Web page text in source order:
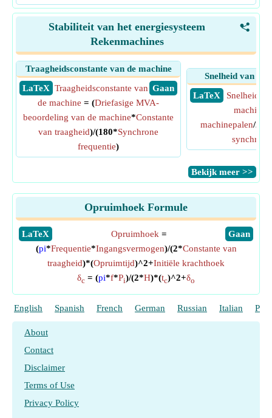
<
Stabiliteit van het energiesysteem
Rekenmachines
Traagheidsconstante van de machine
​ LaTeX
​ Gaan
Traagheidsconstante van
de machine = (Driefasige MVA-
beoordeling van de machine*Constante
van traagheid)/(180*Synchrone
frequentie)
Snelheid van
​ LaTeX
Snelheid
machine
machinepalen/2)*
​Bekijk meer >>
Opruimhoek Formule
​LaTeX ​Gaan
Opruimhoek =
(pi*Frequentie*Ingangsvermogen)/(2*Constante van
traagheid)*(Opruimtijd)^2+Initiële krachthoek
δc = (pi*f*Pi)/(2*H)*(tc)^2+δo
English Spanish French German Russian Italian
About
Contact
Disclaimer
Terms of Use
Privacy Policy